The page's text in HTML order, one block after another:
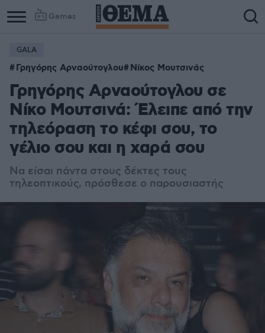
Games
GALA
Γρηγόρης Αρναούτογλου Νίκος Μουτσινάς
Γρηγόρης Αρναούτογλου σε
Νίκο Μουτσινά: Έλειπε από την
τηλεόραση το κέφι σου, το
γέλιο σου και η χαρά σου
Να είσαι πάντα στους δέκτες τους
τηλεοπτικούς, πρόσθεσε ο παρουσιαστής